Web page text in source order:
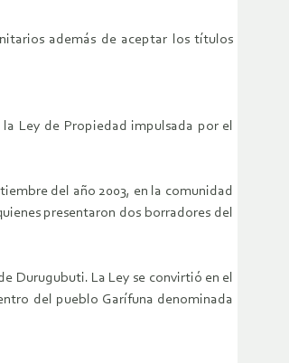
además de aceptar los títulos
Ley de Propiedad impulsada por el
del año 2003, en la comunidad
presentaron dos borradores del
Durugubuti. La Ley se convirtió en el
del pueblo Garífuna denominada